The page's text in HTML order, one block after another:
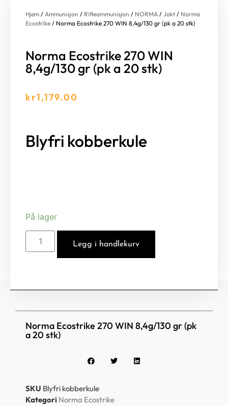
Hjem / Ammunisjon / Rifleammunisjon / NORMA / Jakt / Norma
Ecostrike / Norma Ecostrike 270 WIN 8,4g/130 gr (pk a 20 stk)
Norma Ecostrike 270 WIN
8,4g/130 gr (pk a 20 stk)
kr1,179.00
Blyfri kobberkule
På lager
Legg i handlekurv
Norma Ecostrike 270 WIN 8,4g/130 gr (pk
a 20 stk)
SKU Blyfri kobberkule
Kategori Norma Ecostrike